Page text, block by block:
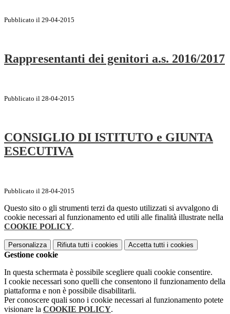
Pubblicato il 29-04-2015
Rappresentanti dei genitori a.s. 2016/2017
Pubblicato il 28-04-2015
CONSIGLIO DI ISTITUTO e GIUNTA
ESECUTIVA
Pubblicato il 28-04-2015
Questo sito o gli strumenti terzi da questo utilizzati si avvalgono di
cookie necessari al funzionamento ed utili alle finalità illustrate nella
COOKIE POLICY.
Personalizza Rifiuta tutti i cookies Accetta tutti i cookies
Gestione cookie
In questa schermata è possibile scegliere quali cookie consentire.
I cookie necessari sono quelli che consentono il funzionamento della
piattaforma e non è possibile disabilitarli.
Per conoscere quali sono i cookie necessari al funzionamento potete
visionare la COOKIE POLICY.